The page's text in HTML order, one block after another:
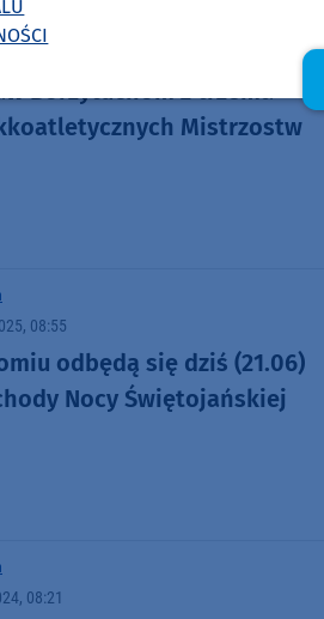
Mistrzostw
08:55
odbędą się dziś (21.06)
Nocy Świętojańskiej
08:21